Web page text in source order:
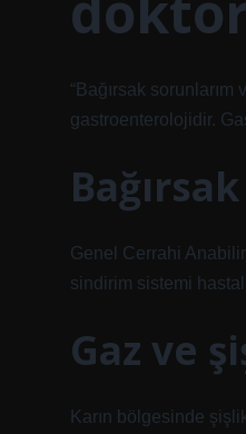
“Bağırsak
gastroenterolojidir.
Genel Cerrahi
sindirim sistemi
Gaz ve
Karın bölgesinde